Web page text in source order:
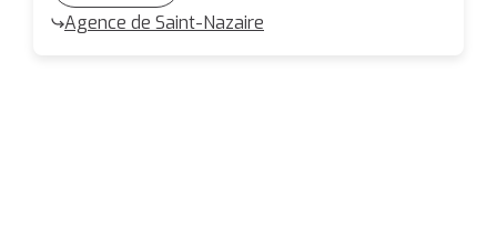
Agence de Saint-Nazaire